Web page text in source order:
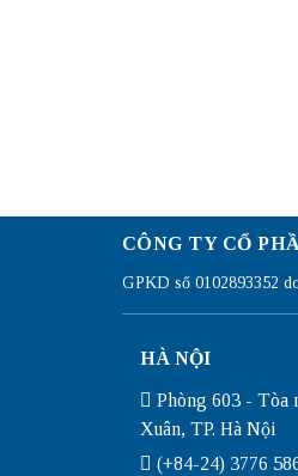
CÔNG TY CỔ
GPKD số 0102893352
HÀ NỘI
Phòng 603 - Tòa
Xuân, TP. Hà Nội
(+84-24) 3776